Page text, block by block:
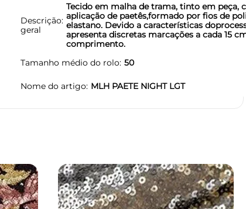
Descrição
geral
Tecido em malha de trama, tinto em peça,
aplicação de paetês,formado por fios de
elastano. Devido a características
apresenta discretas marcações a cada 15
comprimento.
Tamanho médio do rolo 50
Nome do artigo MLH PAETE NIGHT LGT